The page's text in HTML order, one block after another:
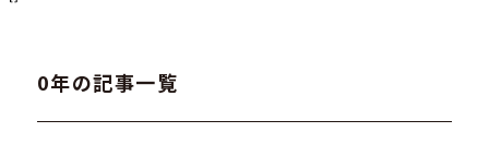
0年の記事一覧